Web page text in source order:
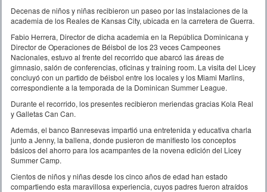
Decenas de niños y niñas recibieron un paseo por las instalaciones de la
academia de los Reales de Kansas City, ubicada en la carretera de Guerra.
Fabio Herrera, Director de dicha academia en la República Dominicana y
Director de Operaciones de Béisbol de los 23 veces Campeones
Nacionales, estuvo al frente del recorrido que abarcó las áreas de
gimnasio, salón de conferencias, oficinas y training room. La visita del Licey
concluyó con un partido de béisbol entre los locales y los Miami Marlins,
correspondiente a la temporada de la Dominican Summer League.
Durante el recorrido, los presentes recibieron meriendas gracias Kola Real
y Galletas Can Can.
Además, el banco Banresevas impartió una entretenida y educativa charla
junto a Jenny, la ballena, donde pusieron de manifiesto los conceptos
básicos del ahorro para los acampantes de la novena edición del Licey
Summer Camp.
Cientos de niños y niñas desde los cinco años de edad han estado
compartiendo esta maravillosa experiencia, cuyos padres fueron atraídos